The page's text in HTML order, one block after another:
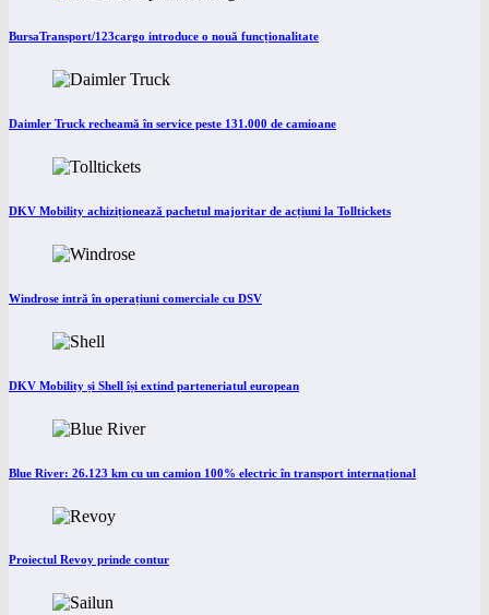
BursaTransport/123cargo introduce o nouă funcționalitate
Daimler Truck recheamă în service peste 131.000 de camioane
DKV Mobility achiziționează pachetul majoritar de acțiuni la Tolltickets
Windrose intră în operațiuni comerciale cu DSV
DKV Mobility și Shell își extind parteneriatul european
Blue River: 26.123 km cu un camion 100% electric în transport internațional
Proiectul Revoy prinde contur